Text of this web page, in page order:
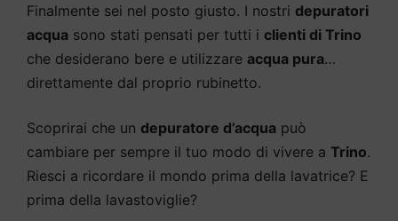
Finalmente sei nel posto giusto. I nostri depuratori
acqua sono stati pensati per tutti i clienti di Trino
che desiderano bere e utilizzare acqua pura…
direttamente dal proprio rubinetto.
Scoprirai che un depuratore d’acqua può
cambiare per sempre il tuo modo di vivere a Trino.
Riesci a ricordare il mondo prima della lavatrice? E
prima della lavastoviglie?